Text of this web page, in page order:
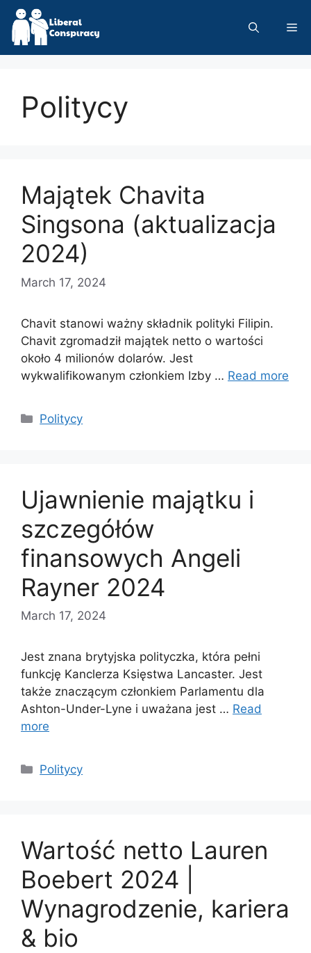
Skip
content
Politycy
Majątek Chavita
Singsona (aktualizacja
2024)
March 17, 2024
Chavit stanowi ważny składnik polityki Filipin.
Chavit zgromadził majątek netto o wartości
około 4 milionów dolarów. Jest
wykwalifikowanym członkiem Izby … Read more
Categories
Politycy
Ujawnienie majątku i
szczegółów
finansowych Angeli
Rayner 2024
March 17, 2024
Jest znana brytyjska polityczka, która pełni
funkcję Kanclerza Księstwa Lancaster. Jest
także znaczącym członkiem Parlamentu dla
Ashton-Under-Lyne i uważana jest … Read
more
Categories
Politycy
Wartość netto Lauren
Boebert 2024 |
Wynagrodzenie, kariera
& bio